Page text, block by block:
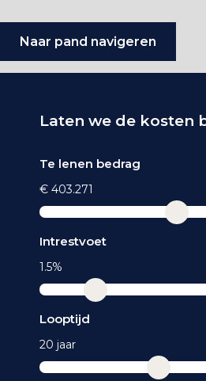
Naar pand navigeren
Laten we de kosten
Te lenen bedrag
€ 403.271
Intrestvoet
1.5%
Looptijd
20 jaar